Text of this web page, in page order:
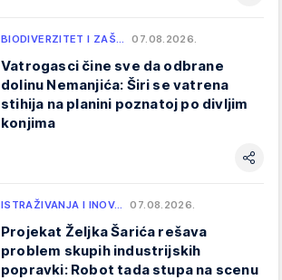
BIODIVERZITET I ZAŠ… 07.08.2026.
Vatrogasci čine sve da odbrane
dolinu Nemanjića: Širi se vatrena
stihija na planini poznatoj po divljim
konjima
ISTRAŽIVANJA I INOV… 07.08.2026.
Projekat Željka Šarića rešava
problem skupih industrijskih
popravki: Robot tada stupa na scenu